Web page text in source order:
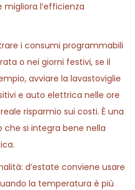
l’efficienza
i consumi programmabili
o nei giorni festivi, se il
avviare la lavastoviglie
e auto elettrica nelle ore
risparmio sui costi. È una
si integra bene nella
d’estate conviene usare
la temperatura è più